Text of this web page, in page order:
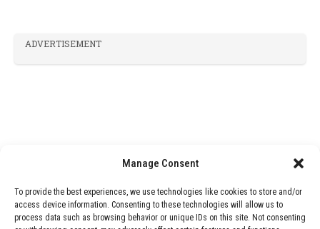
Manage Consent
To provide the best experiences, we use technologies like cookies to store and/or
access device information. Consenting to these technologies will allow us to
process data such as browsing behavior or unique IDs on this site. Not consenting
ADVERTISEMENT